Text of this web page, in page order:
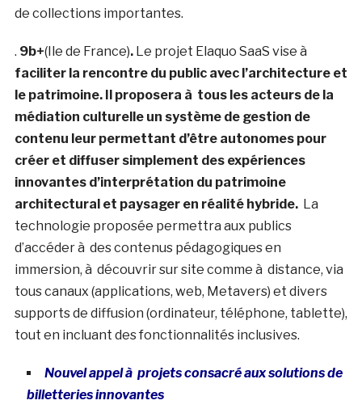
de collections importantes.
. 9b+(Ile de France). Le projet Elaquo SaaS vise à
faciliter la rencontre du public avec l’architecture et
le patrimoine. Il proposera à tous les acteurs de la
médiation culturelle un système de gestion de
contenu leur permettant d’être autonomes pour
créer et diffuser simplement des expériences
innovantes d’interprétation du patrimoine
architectural et paysager en réalité hybride. La
technologie proposée permettra aux publics
d’accéder à des contenus pédagogiques en
immersion, à découvrir sur site comme à distance, via
tous canaux (applications, web, Metavers) et divers
supports de diffusion (ordinateur, téléphone, tablette),
tout en incluant des fonctionnalités inclusives.
Nouvel appel à projets consacré aux solutions de
billetteries innovantes